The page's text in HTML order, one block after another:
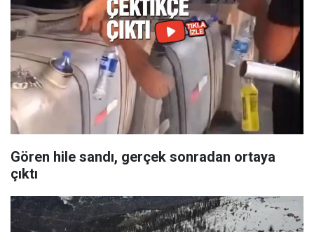
Gören hile sandı, gerçek sonradan ortaya
çıktı